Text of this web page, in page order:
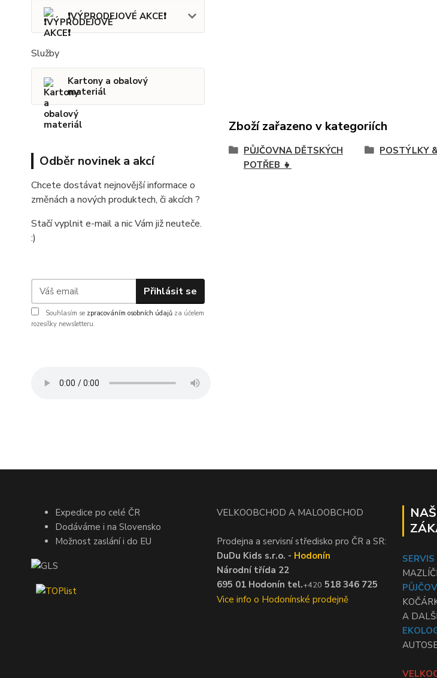
❗VÝPRODEJOVÉ AKCE❗
Služby
Kartony a obalový
materiál
Odběr novinek a akcí
Chcete dostávat nejnovější informace o
změnách a nových produktech, či akcích ?
Stačí vyplnit e-mail a nic Vám již neuteče.
:)
Přihlásit se
Souhlasím se zpracováním osobních údajů za účelem
rozesílky newsletteru.
Zboží zařazeno v kategoriích
PŮJČOVNA DĚTSKÝCH
POTŘEB 👧
POSTÝLKY
Expedice po celé ČR
Dodáváme i na Slovensko
Možnost zaslání i do EU
VELKOOBCHOD A MALOOBCHOD
Prodejna a servisní středisko pro ČR a SR:
DuDu Kids s.r.o. - Hodonín
Národní třída 22
695 01 Hodonín tel.+420 518 346 725
Vice info o Hodonínské prodejně
A